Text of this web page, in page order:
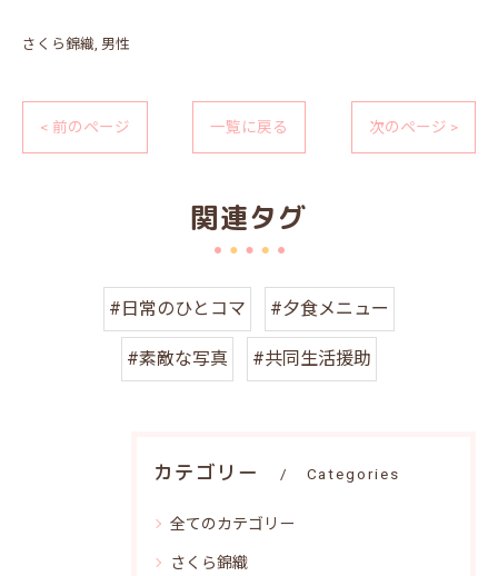
さくら錦織 男性
< 前のページ 一覧に戻る 次のページ >
関連タグ
#日常のひとコマ #夕食メニュー
#素敵な写真 #共同生活援助
カテゴリー Categories
全てのカテゴリー
さくら錦織